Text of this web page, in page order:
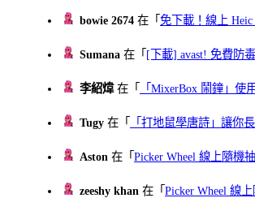
bowie 2674 在「免下載！線上 Heic
Sumana 在「 [下載] avast! 免費防
李紹煒在「 「MixerBox 鬧鐘」使
Tugy 在「 「打地鼠學唐詩」讓你
Aston 在「Picker Wheel 線上隨機
zeeshy khan 在「Picker Wheel 線